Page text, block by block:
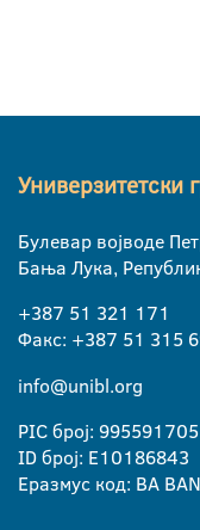
Универзитетски
Булевар војводе
Бања Лука,
+387 51 321 171
Факс: +387 51 315
info@unibl.org
PIC број: 995591705
ID број: E10186843
Еразмус код: BA